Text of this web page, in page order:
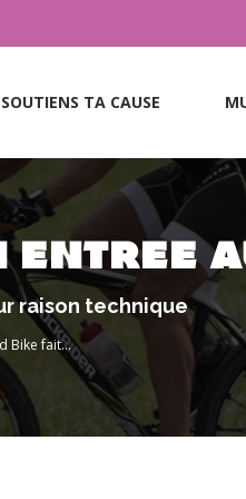
SOUTIENS TA CAUSE
raison technique
Bike fait…
SOUTIENS TA CAUSE